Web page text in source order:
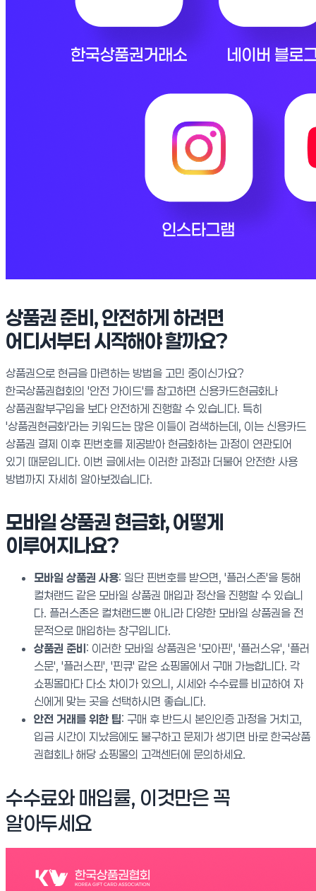
상품권 준비, 안전하게 하려면
어디서부터 시작해야 할까요?
상품권으로 현금을 마련하는 방법을 고민 중이신가요?
한국상품권협회의 '안전 가이드'를 참고하면 신용카드현금화나
상품권할부구입을 보다 안전하게 진행할 수 있습니다. 특히
'상품권현금화'라는 키워드는 많은 이들이 검색하는데, 이는 신용카드
상품권 결제 이후 핀번호를 제공받아 현금화하는 과정이 연관되어
있기 때문입니다. 이번 글에서는 이러한 과정과 더불어 안전한 사용
방법까지 자세히 알아보겠습니다.
모바일 상품권 현금화, 어떻게
이루어지나요?
모바일 상품권 사용: 일단 핀번호를 받으면, '플러스존'을 통해
컬쳐랜드 같은 모바일 상품권 매입과 정산을 진행할 수 있습니
다. 플러스존은 컬쳐랜드뿐 아니라 다양한 모바일 상품권을 전
문적으로 매입하는 창구입니다.
상품권 준비: 이러한 모바일 상품권은 '모아핀', '플러스유', '플러
스문', '플러스핀', '핀큐' 같은 쇼핑몰에서 구매 가능합니다. 각
쇼핑몰마다 다소 차이가 있으니, 시세와 수수료를 비교하여 자
신에게 맞는 곳을 선택하시면 좋습니다.
안전 거래를 위한 팁: 구매 후 반드시 본인인증 과정을 거치고,
입금 시간이 지났음에도 불구하고 문제가 생기면 바로 한국상품
권협회나 해당 쇼핑몰의 고객센터에 문의하세요.
수수료와 매입률, 이것만은 꼭
알아두세요